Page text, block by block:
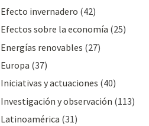
Efecto invernadero (42)
Efectos sobre la economía (25)
Energías renovables (27)
Europa (37)
Iniciativas y actuaciones (40)
Investigación y observación (113)
Latinoamérica (31)